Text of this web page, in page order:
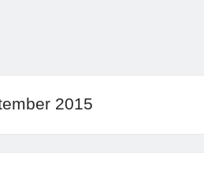
2015